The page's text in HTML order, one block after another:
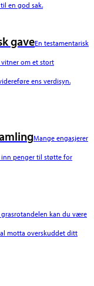
en god sak.
gaveEn testamentarisk
vitner om et stort
ens verdisyn.
Mange engasjerer
inn penger til støtte for
kan du være
motta overskuddet ditt